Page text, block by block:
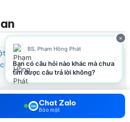
×
BS. Phạm Hồng Phát
Bạn có câu hỏi nào khác mà chưa
tìm được câu trả lời không?
Chat Zalo
Bảo mật